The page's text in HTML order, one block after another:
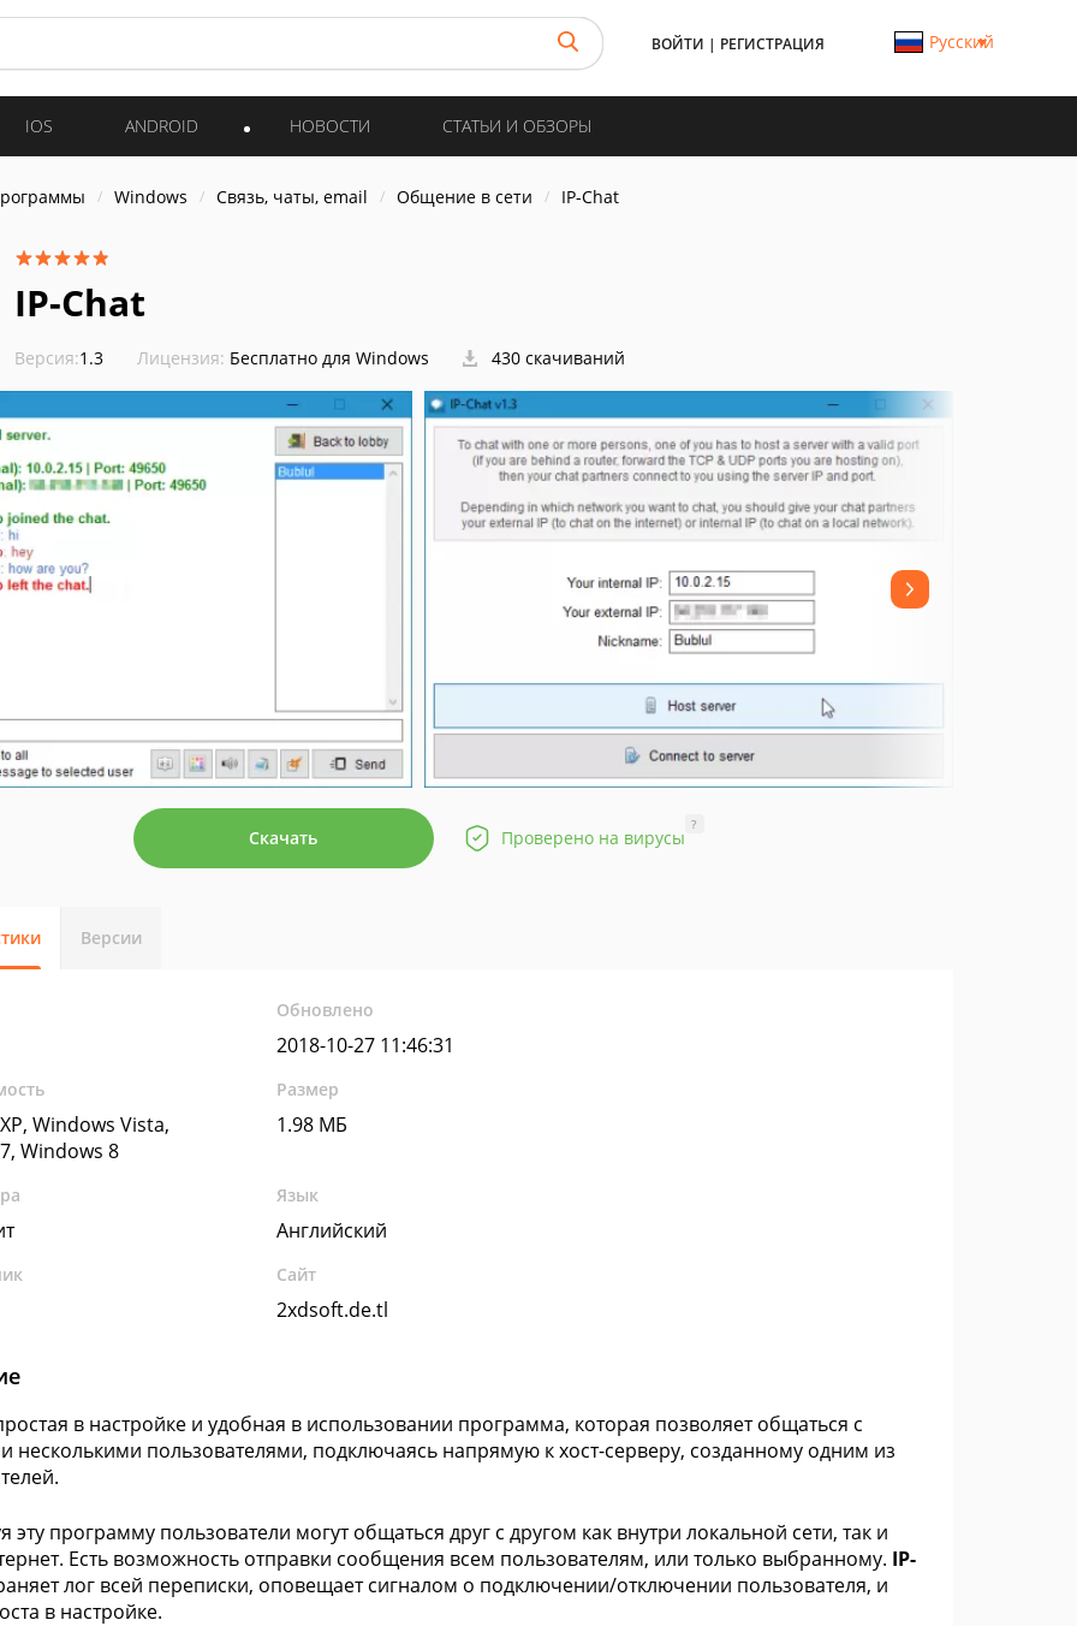
ВОЙТИ | РЕГИСТРАЦИЯ Русский
IOS ANDROID НОВОСТИ СТАТЬИ И ОБЗОРЫ
Windows Связь, чаты, email Общение в сети IP-Chat
IP-Chat
Версия:1.3 Лицензия: Бесплатно для Windows 430 скачиваний
Скачать Проверено на вирусы
?
Версии
Обновлено
2018-10-27 11:46:31
Windows Vista,
Windows 8
Размер
1.98 МБ
Язык
Английский
Сайт
2xdsoft.de.tl
в настройке и удобная в использовании программа, которая позволяет общаться с
несколькими пользователями, подключаясь напрямую к хост-серверу, созданному одним из
эту программу пользователи могут общаться друг с другом как внутри локальной сети, так и
Есть возможность отправки сообщения всем пользователям, или только выбранному. IP-
лог всей переписки, оповещает сигналом о подключении/отключении пользователя, и
в настройке.